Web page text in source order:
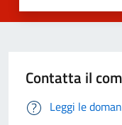
Contatta il
Leggi le